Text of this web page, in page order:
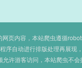
页内容，本站爬虫遵循
序自动进行排版处理再展现
许游客访问，本站爬虫不